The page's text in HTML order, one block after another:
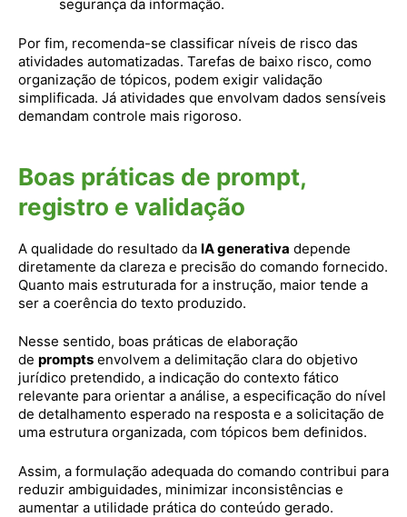
segurança da informação.
Por fim, recomenda-se classificar níveis de risco das
atividades automatizadas. Tarefas de baixo risco, como
organização de tópicos, podem exigir validação
simplificada. Já atividades que envolvam dados sensíveis
demandam controle mais rigoroso.
Boas práticas de prompt,
registro e validação
A qualidade do resultado da IA generativa depende
diretamente da clareza e precisão do comando fornecido.
Quanto mais estruturada for a instrução, maior tende a
ser a coerência do texto produzido.
Nesse sentido, boas práticas de elaboração
de prompts envolvem a delimitação clara do objetivo
jurídico pretendido, a indicação do contexto fático
relevante para orientar a análise, a especificação do nível
de detalhamento esperado na resposta e a solicitação de
uma estrutura organizada, com tópicos bem definidos.
Assim, a formulação adequada do comando contribui para
reduzir ambiguidades, minimizar inconsistências e
aumentar a utilidade prática do conteúdo gerado.